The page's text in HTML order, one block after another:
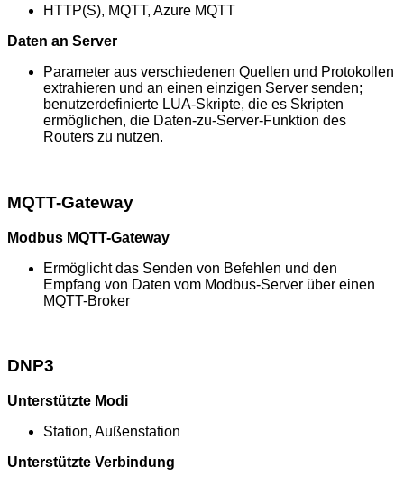
HTTP(S), MQTT, Azure MQTT
Daten an Server
Parameter aus verschiedenen Quellen und Protokollen
extrahieren und an einen einzigen Server senden;
benutzerdefinierte LUA-Skripte, die es Skripten
ermöglichen, die Daten-zu-Server-Funktion des
Routers zu nutzen.
MQTT-Gateway
Modbus MQTT-Gateway
Ermöglicht das Senden von Befehlen und den
Empfang von Daten vom Modbus-Server über einen
MQTT-Broker
DNP3
Unterstützte Modi
Station, Außenstation
Unterstützte Verbindung